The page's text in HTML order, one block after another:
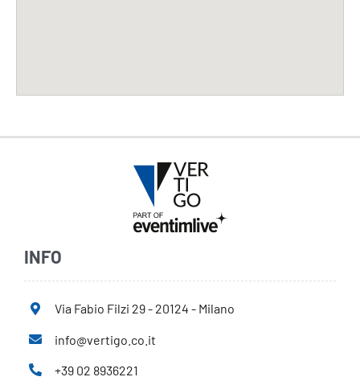
INFO
Via Fabio Filzi 29 - 20124 - Milano
info@vertigo.co.it
+39 02 8936221